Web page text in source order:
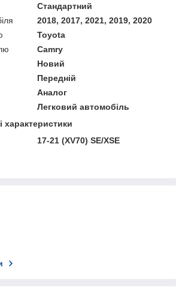
Стандартний
2018, 2017, 2021, 2019, 2020
Toyota
Camry
Новий
Передній
Аналог
Легковий автомобіль
характеристики
17-21 (XV70) SE/XSE